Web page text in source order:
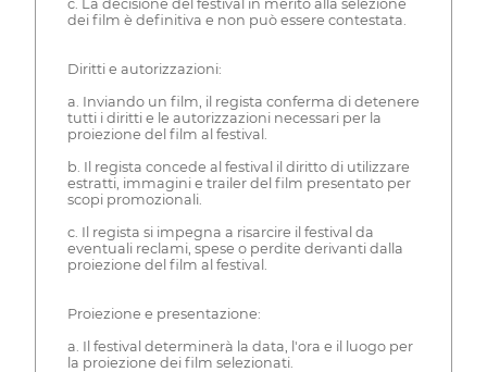
c. La decisione del festival in merito alla selezione
dei film è definitiva e non può essere contestata.
Diritti e autorizzazioni:
a. Inviando un film, il regista conferma di detenere
tutti i diritti e le autorizzazioni necessari per la
proiezione del film al festival.
b. Il regista concede al festival il diritto di utilizzare
estratti, immagini e trailer del film presentato per
scopi promozionali.
c. Il regista si impegna a risarcire il festival da
eventuali reclami, spese o perdite derivanti dalla
proiezione del film al festival.
Proiezione e presentazione:
a. Il festival determinerà la data, l'ora e il luogo per
la proiezione dei film selezionati.